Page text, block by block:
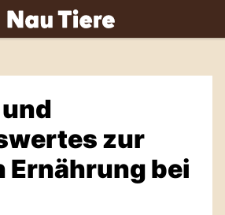
zur
Ernährung bei